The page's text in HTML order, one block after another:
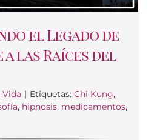
el Legado de
a las Raíces del
Vida | Etiquetas: Chi Kung,
, hipnosis, medicamentos,